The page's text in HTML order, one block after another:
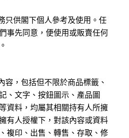
只供閣下個人參考及使用。任
事先同意，便使用或販賣任何
容，包括但不限於商品標籤、
、文字、按鈕圖示、產品圖
資料，均屬其相關持有人所擁
有人授權下，對該內容或資料
複印、出售、轉售、存取、修